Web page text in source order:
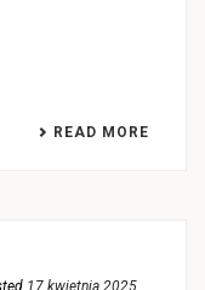
READ MORE
17 kwietnia 2025